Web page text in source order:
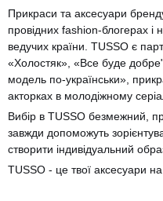
Прикраси та аксесуари
провідних fashion-блогерах і
ведучих країни. TUSSO є
«Холостяк», «Все буде
модель по-українськи»,
акторках в молодіжному
Вибір в TUSSO безмежний,
завжди допоможуть
створити індивідуальний
TUSSO - це твої аксесуари